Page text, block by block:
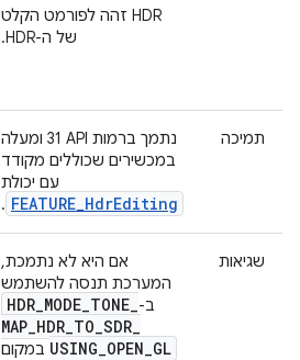
HDR זהה לפורמט הקלט
של ה-HDR.
תמיכה
נתמך ברמות API‏ 31 ומעלה
במכשירים שכוללים מקודד
עם יכולת
FEATURE_HdrEditing
.
שגיאות
אם היא לא נתמכת,
המערכת תנסה להשתמש
ב-
HDR_MODE_TONE_
MAP_HDR_TO_SDR_
USING_OPEN_GL
במקום